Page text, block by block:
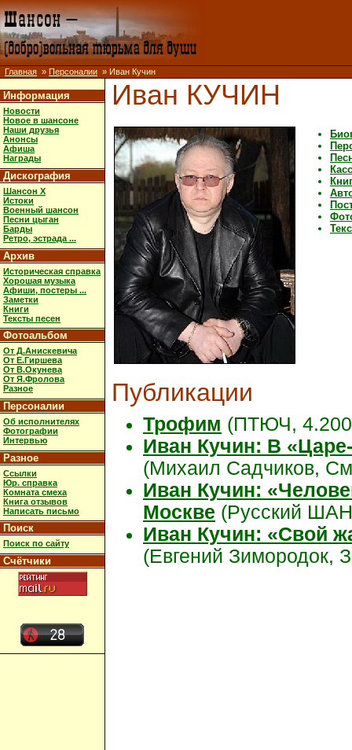
Главная » Персоналии » Иван Кучин
Информация
Новости
Новое в шансоне
Наши друзья
Анонсы
Афиша
Награды
Дискография
Шансон X
Истоки
Военный шансон
Песни цыган
Барды
Ретро, эстрада ...
Архив
Историческая справка
Хорошая музыка
Афиши, постеры ...
Заметки
Книги
Тексты песен
Фотоальбом
От Д.Анискевича
От Е.Гиршева
От В.Окунева
От Я.Фролова
Разное
Персоналии
Об исполнителях
Фотографии
Интервью
Разное
Ссылки
Юр. справка
Комната смеха
Книга отзывов
Написать письмо
Поиск
Поиск по сайту
Счётчики
Иван КУЧИН
Публикации
Трофим (ПТЮЧ,
Иван Кучин: В
(Михаил Садчиков,
Иван Кучин:
Москве (Русский
Иван Кучин: «Свой
(Евгений Зимородок,